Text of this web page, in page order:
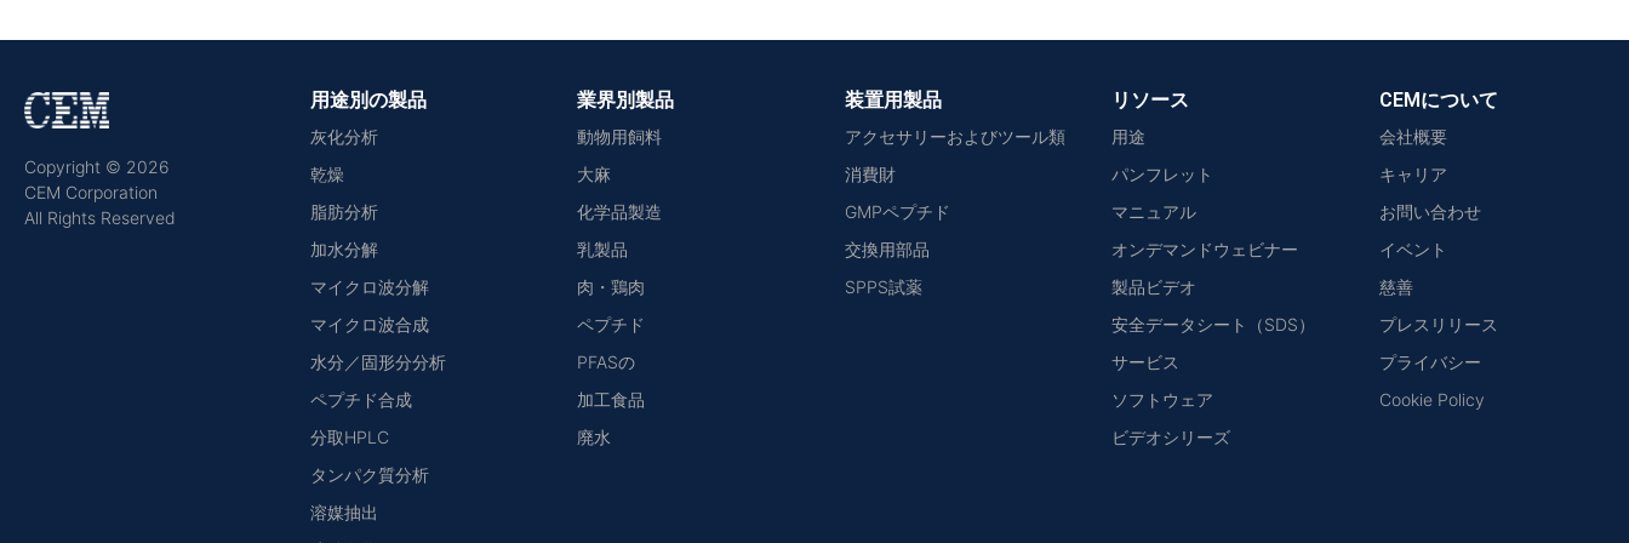
Copyright © 2026
CEM Corporation
All Rights Reserved
用途別の製品
灰化分析
乾燥
脂肪分析
加水分解
マイクロ波分解
マイクロ波合成
水分／固形分分析
ペプチド合成
分取HPLC
タンパク質分析
溶媒抽出
業界別製品
動物用飼料
大麻
化学品製造
乳製品
肉・鶏肉
ペプチド
PFASの
加工食品
廃水
装置用製品
アクセサリーおよびツール類
消費財
GMPペプチド
交換用部品
SPPS試薬
リソース
用途
パンフレット
マニュアル
オンデマンドウェビナー
製品ビデオ
安全データシート（SDS）
サービス
ソフトウェア
ビデオシリーズ
CEMについて
会社概要
キャリア
お問い合わせ
イベント
慈善
プレスリリース
プライバシー
Cookie Policy